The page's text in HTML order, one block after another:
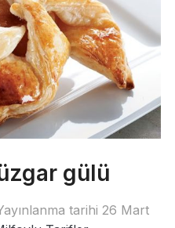
gülü
tarihi 26 Mart